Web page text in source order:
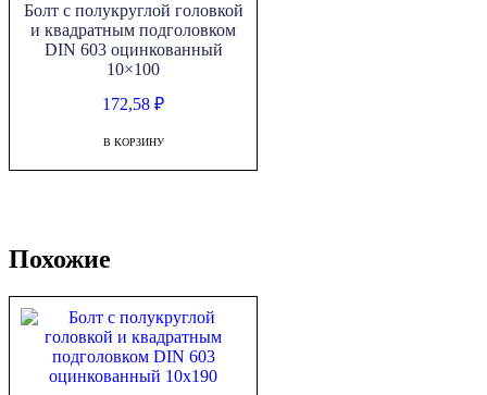
Болт с полукруглой головкой
и квадратным подголовком
DIN 603 оцинкованный
10×100
172,58₽
В КОРЗИНУ
Похожие